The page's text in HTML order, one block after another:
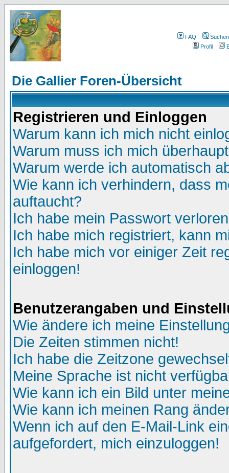
FAQ
Suchen
Profil
Die Gallier Foren-Übersicht
Registrieren und Einloggen
Warum kann ich mich nicht
Warum muss ich mich
Warum werde ich automatisch
Wie kann ich verhindern, dass
auftaucht?
Ich habe mein Passwort
Ich habe mich registriert, kann
Ich habe mich vor einiger Zeit
einloggen!
Benutzerangaben und
Wie ändere ich meine
Die Zeiten stimmen nicht!
Ich habe die Zeitzone
Meine Sprache ist nicht
Wie kann ich ein Bild unter
Wie kann ich meinen Rang
Wenn ich auf den E-Mail-Link
aufgefordert, mich einzuloggen!